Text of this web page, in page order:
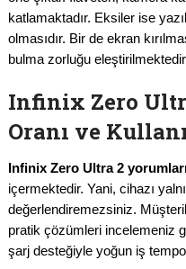
katlamaktadır. Eksiler ise
olmasıdır. Bir de ekran
bulma zorluğu
Infinix Zero
Oranı ve
Infinix Zero Ultra 2
içermektedir. Yani, cihazı
değerlendiremezsiniz.
pratik çözümleri incelemeniz
şarj desteğiyle yoğun iş